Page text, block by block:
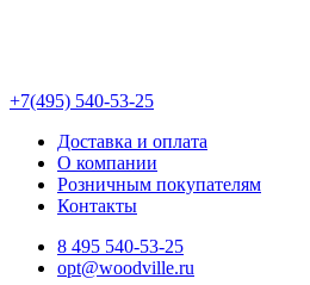
+7(495) 540-53-25
Доставка и оплата
О компании
Розничным покупателям
Контакты
8 495 540-53-25
opt@woodville.ru